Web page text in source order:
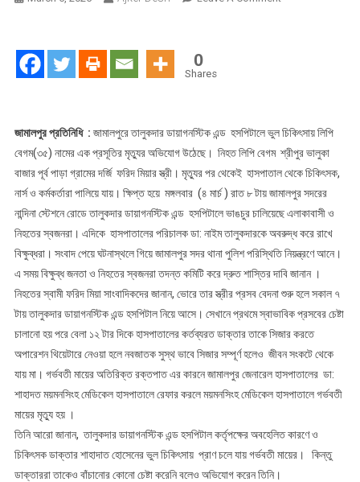
0
Shares
জামালপুর প্রতিনিধি : জামালপুরে তালুকদার ডায়াগনস্টিক এন্ড হসপিটালে ভুল চিকিৎসায় লিপি
বেগম(৩৫) নামের এক প্রসূতির মৃত্যুর অভিযোগ উঠেছে। নিহত লিপি বেগম শ্রীপুর ভালুকা
বাজার পূর্ব পাড়া গ্রামের দর্জি ফরিদ মিয়ার স্ত্রী। মৃত্যুর পর থেকেই হাসপাতাল থেকে চিকিৎসক,
নার্স ও কর্মকর্তারা পালিয়ে যায়। ক্ষিপ্ত হয়ে মঙ্গলবার (৪ মার্চ ) রাত ৮ টায় জামালপুর সদরের
নান্দিনা স্টেশনে রোডে তালুকদার ডায়াগনস্টিক এন্ড হসপিটালে ভাঙচুর চালিয়েছে এলাকাবাসী ও
নিহতের স্বজনরা। এদিকে হাসপাতালের পরিচালক ডা: নাইম তালুকদারকে অবরুদ্ধ করে রাখে
বিক্ষুব্ধরা। সংবাদ পেয়ে ঘটনাস্থলে গিয়ে জামালপুর সদর থানা পুলিশ পরিস্থিতি নিয়ন্ত্রণে আনে।
এ সময় বিক্ষুব্ধ জনতা ও নিহতের স্বজনরা তদন্ত কমিটি করে দ্রুত শাস্তির দাবি জানান ।
নিহতের স্বামী ফরিদ মিয়া সাংবাদিকদের জানান, ভোরে তার স্ত্রীর প্রসব বেদনা শুরু হলে সকাল ৭
টায় তালুকদার ডায়াগনস্টিক এন্ড হসপিটাল নিয়ে আসে। সেখানে প্রথমে স্বাভাবিক প্রসবের চেষ্টা
চালানো হয় পরে বেলা ১২ টার দিকে হাসপাতালের কর্তব্যরত ডাক্তার তাকে সিজার করতে
অপারেশন থিয়েটারে নেওয়া হলে নবজাতক সুস্থ ভাবে সিজার সম্পূর্ণ হলেও জীবন সংকটে থেকে
যায় মা। গর্ভবতী মায়ের অতিরিক্ত রক্তপাত এর কারনে জামালপুর জেনারেল হাসপাতালের ডা:
শাহাদত ময়মনসিংহ মেডিকেল হাসপাতালে রেফার করলে ময়মনসিংহ মেডিকেল হাসপাতালে গর্ভবতী
মায়ের মৃত্যু হয় ।
তিনি আরো জানান, তালুকদার ডায়াগনস্টিক এন্ড হসপিটাল কর্তৃপক্ষের অবহেলিত কারণে ও
চিকিৎসক ডাক্তার শাহাদাত হোসেনের ভুল চিকিৎসায় প্রাণ চলে যায় গর্ভবতী মায়ের। কিন্তু
ডাক্তাররা তাকেও বাঁচানোর কোনো চেষ্টা করেনি বলেও অভিযোগ করেন তিনি।